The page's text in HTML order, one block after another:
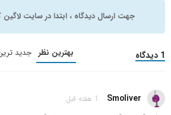
جهت ارسال دیدگاه ، ابتدا در سایت لاگین
1 دیدگاه بهترین نظر جدید
Smoliver 1 هفته قبل